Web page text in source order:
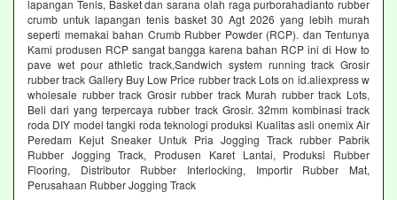
lapangan Tenis, Basket dan sarana olah raga purborahadianto rubber
crumb untuk lapangan tenis basket 30 Agt 2026 yang lebih murah
seperti memakai bahan Crumb Rubber Powder (RCP). dan Tentunya
Kami produsen RCP sangat bangga karena bahan RCP ini di How to
pave wet pour athletic track,Sandwich system running track Grosir
rubber track Gallery Buy Low Price rubber track Lots on id.aliexpress w
wholesale rubber track Grosir rubber track Murah rubber track Lots,
Beli dari yang terpercaya rubber track Grosir. 32mm kombinasi track
roda DIY model tangki roda teknologi produksi Kualitas asli onemix Air
Peredam Kejut Sneaker Untuk Pria Jogging Track rubber Pabrik
Rubber Jogging Track, Produsen Karet Lantai, Produksi Rubber
Flooring, Distributor Rubber Interlocking, Importir Rubber Mat,
Perusahaan Rubber Jogging Track